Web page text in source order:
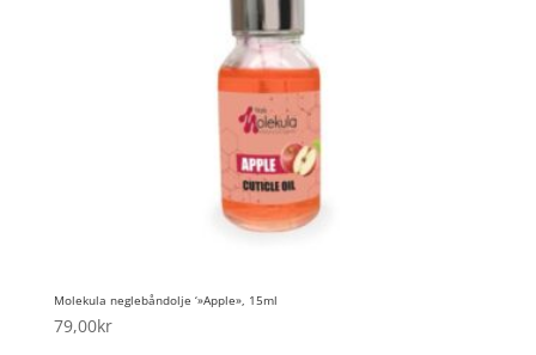
Molekula neglebåndolje ‘»Apple», 15ml
79,00kr